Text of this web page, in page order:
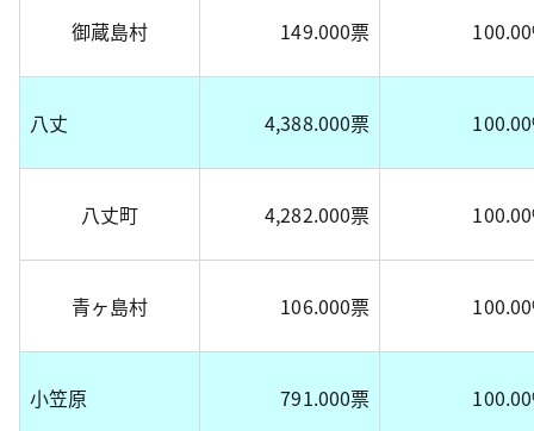
御蔵島村 149.000票
八丈 4,388.000票
八丈町 4,282.000票
青ヶ島村 106.000票
小笠原 791.000票